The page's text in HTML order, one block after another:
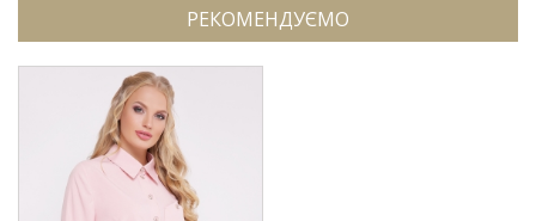
РЕКОМЕНДУЄМО